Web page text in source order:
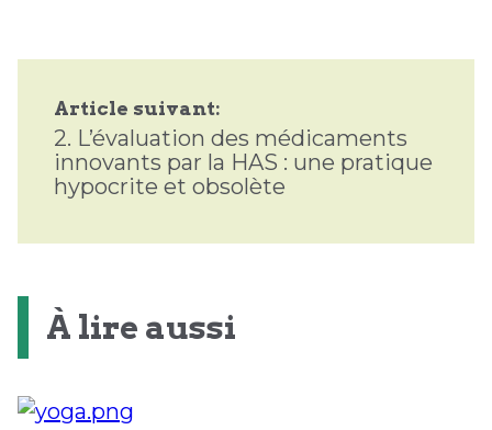
Article suivant:
2. L’évaluation des médicaments
innovants par la HAS : une pratique
hypocrite et obsolète
À lire aussi